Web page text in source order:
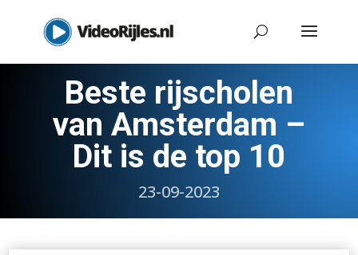
Beste rijscholen
van Amsterdam –
Dit is de top 10
23-09-2023